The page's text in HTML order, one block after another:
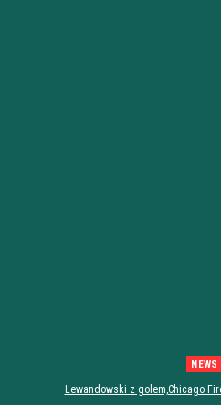
NEWS
Lewandowski z golem,Chicago